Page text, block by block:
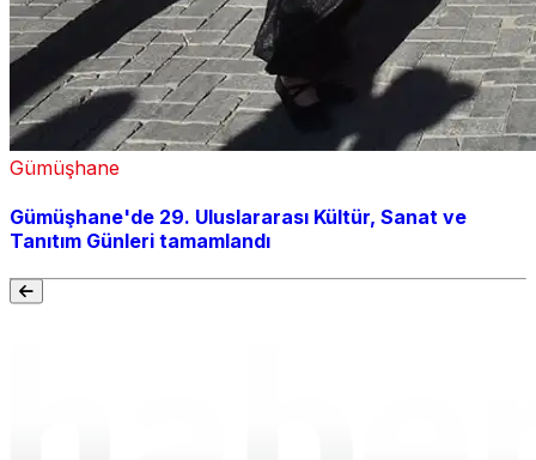
Gümüşhane
Gümüşhane'de 29. Uluslararası Kültür, Sanat ve
Tanıtım Günleri tamamlandı